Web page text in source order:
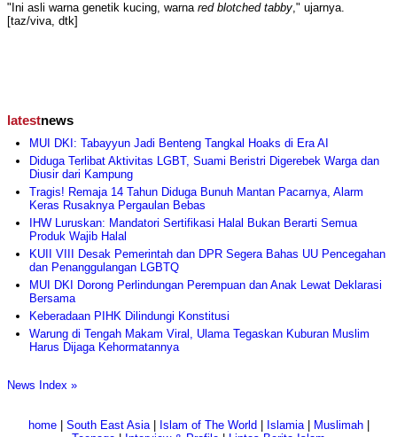
"Ini asli warna genetik kucing, warna red blotched tabby," ujarnya.
[taz/viva, dtk]
latestnews
MUI DKI: Tabayyun Jadi Benteng Tangkal Hoaks di Era AI
Diduga Terlibat Aktivitas LGBT, Suami Beristri Digerebek Warga dan
Diusir dari Kampung
Tragis! Remaja 14 Tahun Diduga Bunuh Mantan Pacarnya, Alarm
Keras Rusaknya Pergaulan Bebas
IHW Luruskan: Mandatori Sertifikasi Halal Bukan Berarti Semua
Produk Wajib Halal
KUII VIII Desak Pemerintah dan DPR Segera Bahas UU Pencegahan
dan Penanggulangan LGBTQ
MUI DKI Dorong Perlindungan Perempuan dan Anak Lewat Deklarasi
Bersama
Keberadaan PIHK Dilindungi Konstitusi
Warung di Tengah Makam Viral, Ulama Tegaskan Kuburan Muslim
Harus Dijaga Kehormatannya
News Index »
home| South East Asia| Islam of The World Islamia| Muslimah|